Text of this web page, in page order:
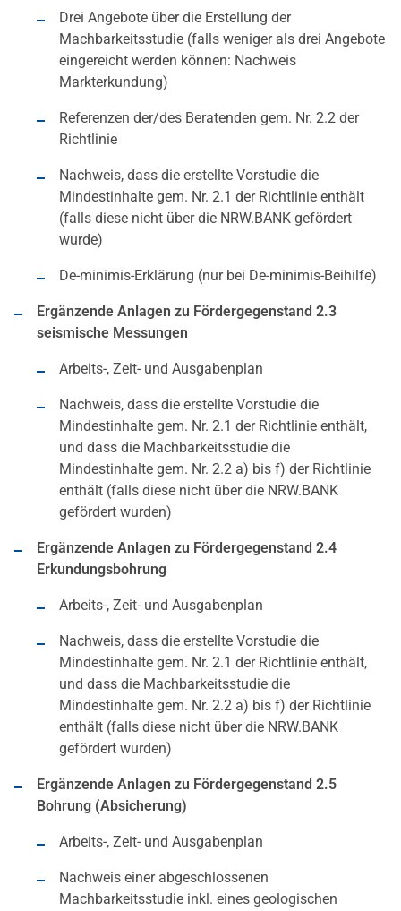
Drei Angebote über die Erstellung der
Machbarkeitsstudie (falls weniger als drei Angebote
eingereicht werden können: Nachweis
Markterkundung)
Referenzen der/des Beratenden gem. Nr. 2.2 der
Richtlinie
Nachweis, dass die erstellte Vorstudie die
Mindestinhalte gem. Nr. 2.1 der Richtlinie enthält
(falls diese nicht über die NRW.BANK gefördert
wurde)
De-minimis-Erklärung (nur bei De-minimis-Beihilfe)
Ergänzende Anlagen zu Fördergegenstand 2.3
seismische Messungen
Arbeits-, Zeit- und Ausgabenplan
Nachweis, dass die erstellte Vorstudie die
Mindestinhalte gem. Nr. 2.1 der Richtlinie enthält,
und dass die Machbarkeitsstudie die
Mindestinhalte gem. Nr. 2.2 a) bis f) der Richtlinie
enthält (falls diese nicht über die NRW.BANK
gefördert wurden)
Ergänzende Anlagen zu Fördergegenstand 2.4
Erkundungsbohrung
Arbeits-, Zeit- und Ausgabenplan
Nachweis, dass die erstellte Vorstudie die
Mindestinhalte gem. Nr. 2.1 der Richtlinie enthält,
und dass die Machbarkeitsstudie die
Mindestinhalte gem. Nr. 2.2 a) bis f) der Richtlinie
enthält (falls diese nicht über die NRW.BANK
gefördert wurden)
Ergänzende Anlagen zu Fördergegenstand 2.5
Bohrung (Absicherung)
Arbeits-, Zeit- und Ausgabenplan
Nachweis einer abgeschlossenen
Machbarkeitsstudie inkl. eines geologischen